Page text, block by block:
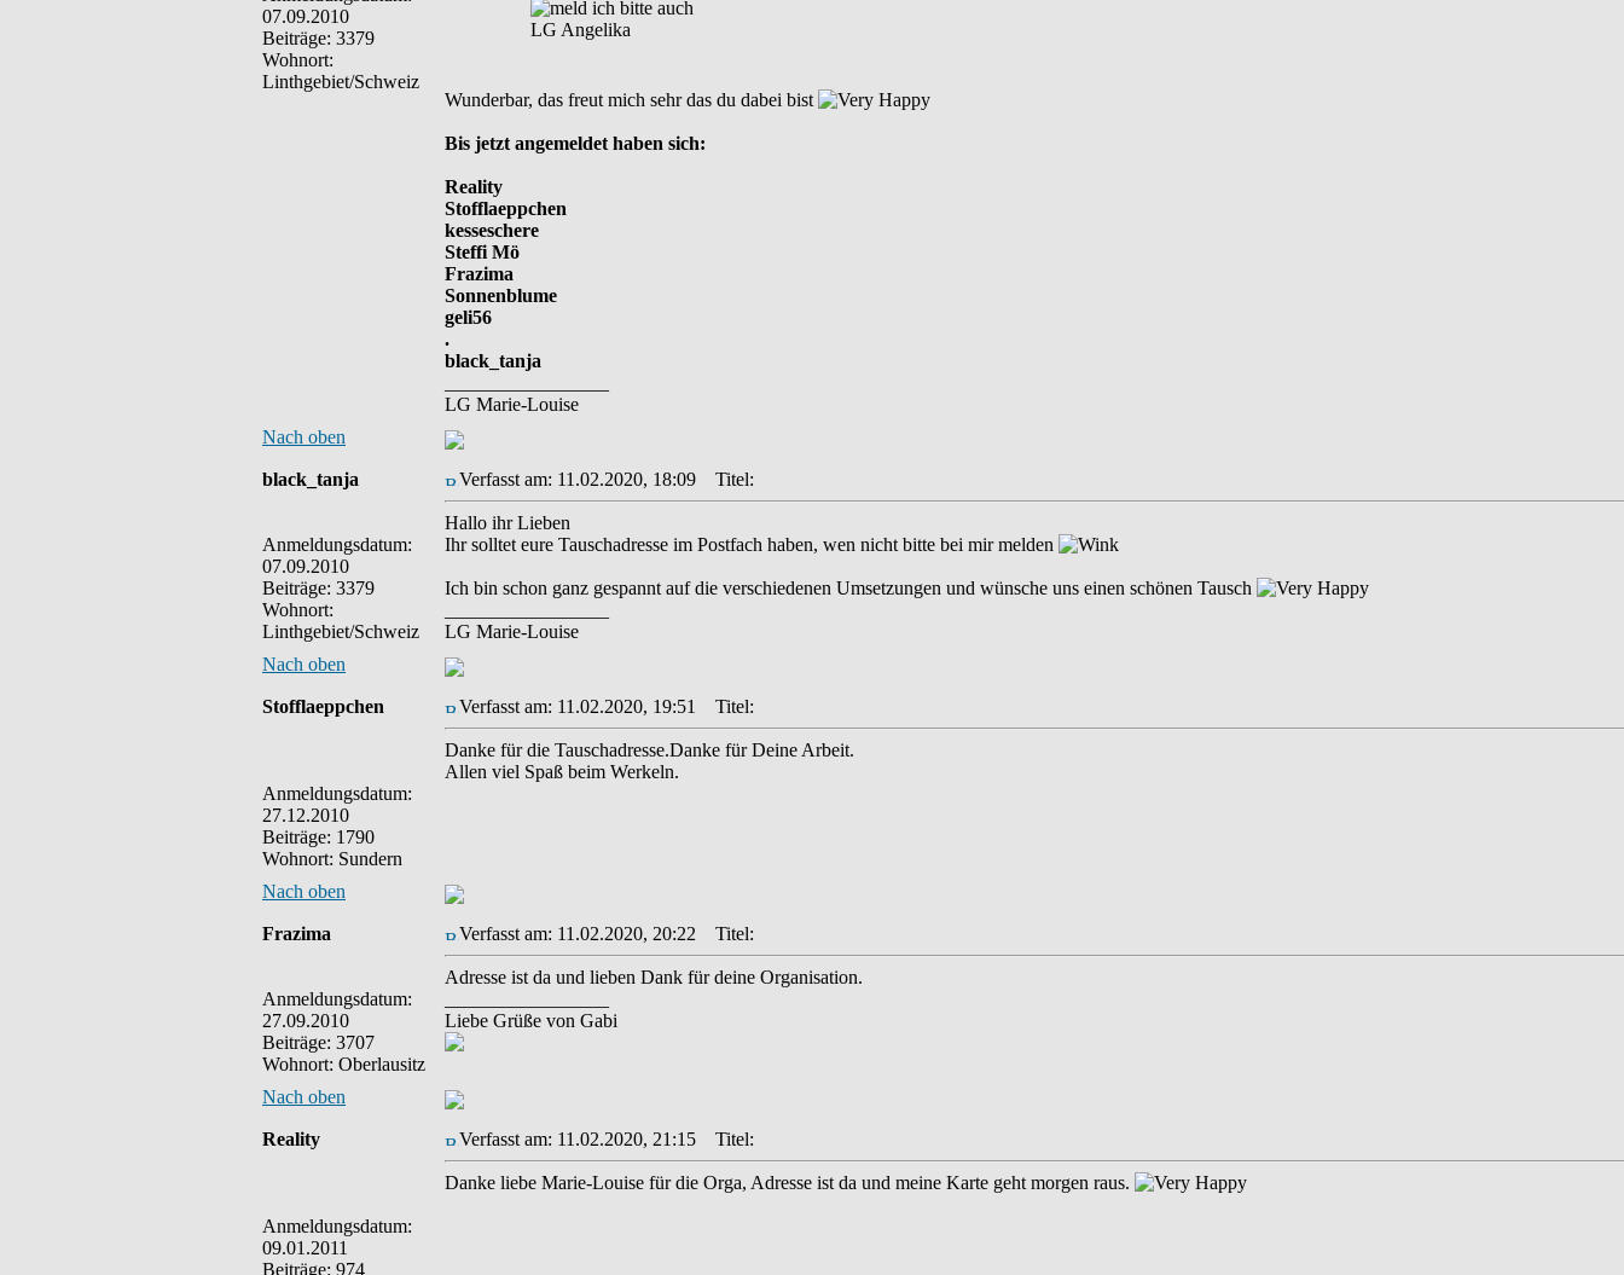
07.09.2010
Beiträge: 3379
Wohnort:
Linthgebiet/Schweiz
ich bitte auch
LG Angelika
Wunderbar, das freut mich sehr das du dabei bist
Bis jetzt angemeldet haben sich:
Reality
Stofflaeppchen
kesseschere
Steffi Mö
Frazima
Sonnenblume
geli56
.
black_tanja
LG Marie-Louise
Nach oben
black_tanja
Anmeldungsdatum:
07.09.2010
Beiträge: 3379
Wohnort:
Linthgebiet/Schweiz
Verfasst am: 11.02.2020, 18:09 Titel:
Hallo ihr Lieben
Ihr solltet eure Tauschadresse im Postfach haben, wen nicht bitte bei mir melden
Ich bin schon ganz gespannt auf die verschiedenen Umsetzungen und wünsche uns einen schönen Tausch
LG Marie-Louise
Nach oben
Stofflaeppchen
Anmeldungsdatum:
27.12.2010
Beiträge: 1790
Wohnort: Sundern
Verfasst am: 11.02.2020, 19:51 Titel:
Danke für die Tauschadresse.Danke für Deine Arbeit.
Allen viel Spaß beim Werkeln.
Nach oben
Frazima
Anmeldungsdatum:
27.09.2010
Beiträge: 3707
Wohnort: Oberlausitz
Verfasst am: 11.02.2020, 20:22 Titel:
Adresse ist da und lieben Dank für deine Organisation.
Liebe Grüße von Gabi
Nach oben
Reality
Anmeldungsdatum:
09.01.2011
Beiträge: 974
Verfasst am: 11.02.2020, 21:15 Titel:
Danke liebe Marie-Louise für die Orga, Adresse ist da und meine Karte geht morgen raus.